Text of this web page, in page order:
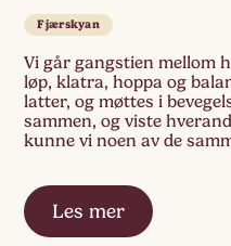
Fjærskyan
Vi går gangstien mellom
løp, klatra, hoppa og
latter, og møttes i
sammen, og viste
kunne vi noen av de
Les mer